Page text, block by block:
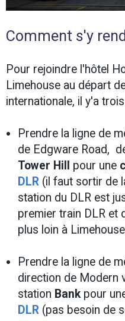
Comment s'y
Pour rejoindre l'hôtel
Limehouse au départ
internationale, il y'a
Prendre la ligne de
de Edgware Road,
Tower Hill
pour une
DLR (il faut sortir de
station du DLR est
premier train DLR et
plus loin à
Prendre la ligne de
direction de Modern
station Bank pour
DLR (pas besoin de